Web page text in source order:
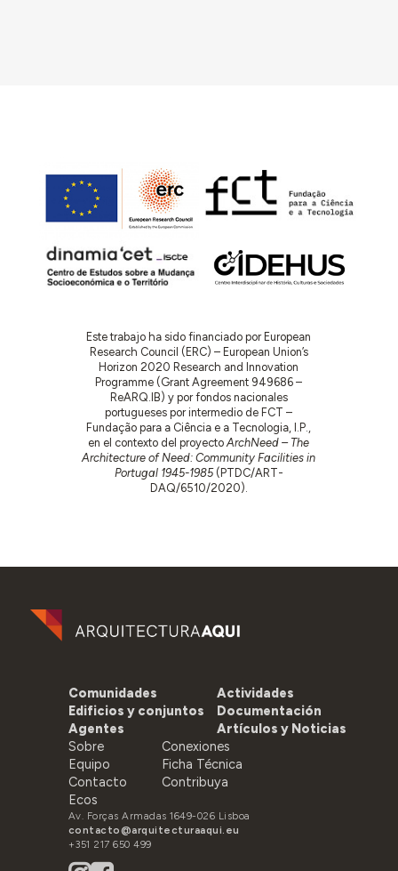
Este trabajo ha sido financiado por European
Research Council (ERC) – European Union’s
Horizon 2020 Research and Innovation
Programme (Grant Agreement 949686 –
ReARQ.IB) y por fondos nacionales
portugueses por intermedio de FCT –
Fundação para a Ciência e a Tecnologia, I.P.,
en el contexto del proyectoArchNeed – The
Architecture of Need: Community Facilities in
Portugal 1945-1985(PTDC/ART-
DAQ/6510/2020).
Comunidades
Edificios y conjuntos
Agentes
Actividades
Documentación
Artículos y Noticias
Sobre
Equipo
Contacto
Ecos
Conexiones
Ficha Técnica
Contribuya
Av. Forças Armadas 1649-026 Lisboa
contacto@arquitecturaaqui.eu
+351 217 650 499